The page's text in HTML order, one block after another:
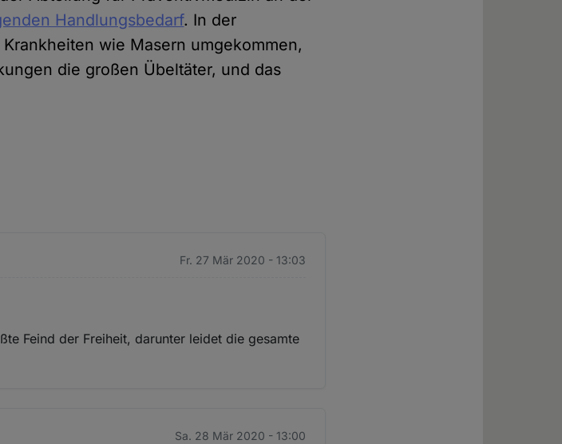
Handlungsbedarf. In der
wie Masern umgekommen,
die großen Übeltäter, und das
Fr. 27 Mär 2020 - 13:03
Feind der Freiheit, darunter leidet die gesamte
Sa. 28 Mär 2020 - 13:00